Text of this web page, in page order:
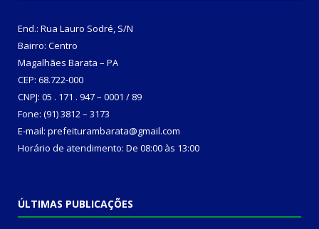
End.: Rua Lauro Sodré, S/N
Bairro: Centro
Magalhães Barata – PA
CEP: 68.722-000
CNPJ: 05 . 171 . 947 – 0001 / 89
Fone: (91) 3812 – 3173
E-mail: prefeiturambarata@gmail.com
Horário de atendimento: De 08:00 às 13:00
ÚLTIMAS PUBLICAÇÕES